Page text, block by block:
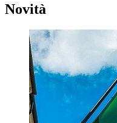
Novità